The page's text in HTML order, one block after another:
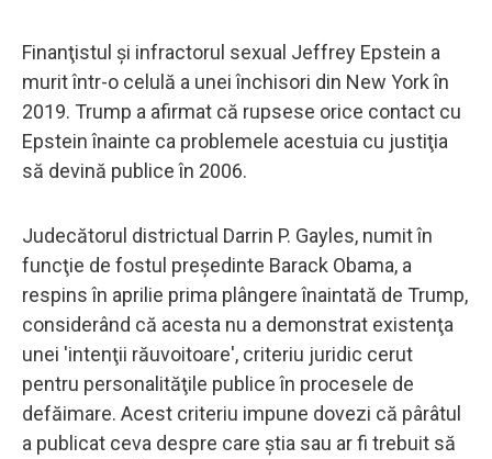
Finanţistul şi infractorul sexual Jeffrey Epstein a
murit într-o celulă a unei închisori din New York în
2019. Trump a afirmat că rupsese orice contact cu
Epstein înainte ca problemele acestuia cu justiţia
să devină publice în 2006.
Judecătorul districtual Darrin P. Gayles, numit în
funcţie de fostul preşedinte Barack Obama, a
respins în aprilie prima plângere înaintată de Trump,
considerând că acesta nu a demonstrat existenţa
unei 'intenţii răuvoitoare', criteriu juridic cerut
pentru personalităţile publice în procesele de
defăimare. Acest criteriu impune dovezi că pârâtul
a publicat ceva despre care ştia sau ar fi trebuit să